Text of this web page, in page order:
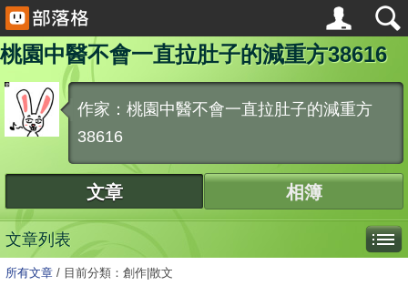
桃園中醫不會一直拉肚子的減重方38616
作家：桃園中醫不會一直拉肚子的減重方
38616
文章 相簿
文章列表
所有文章 / 目前分類：創作|散文